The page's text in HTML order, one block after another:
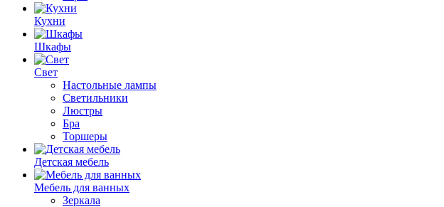
Кухни
Шкафы
Свет
Настольные лампы
Светильники
Люстры
Бра
Торшеры
Детская мебель
Мебель для ванных
Зеркала